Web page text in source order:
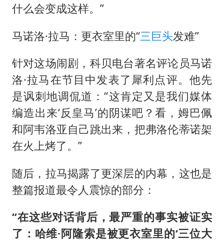
什么会变成这样。”
马诺洛·拉马：更衣室里的“三巨头发难”
针对这场闹剧，科贝电台著名评论员马诺
洛·拉马在节目中发表了犀利点评。他先
是讽刺地调侃道：“这肯定又是我们媒体
编造出来‘反皇马’的阴谋吧？看，姆巴佩
和阿韦洛亚自己跳出来，把弗洛伦蒂诺架
在火上烤了。”
随后，拉马揭露了更深层的内幕，这也是
整篇报道最令人震惊的部分：
“在这些对话背后，最严重的事实被证实
了：哈维·阿隆索是被更衣室里的‘三位大